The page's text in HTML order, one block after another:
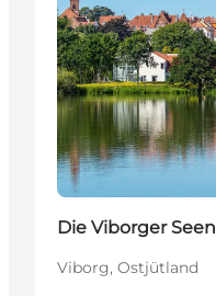
Die Viborger Seen
Viborg, Ostjütland